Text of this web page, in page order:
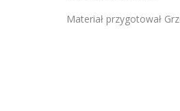
Materiał przygotował